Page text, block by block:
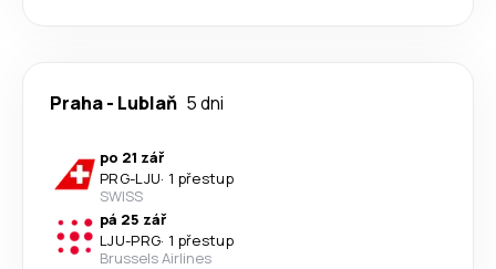
Praha- Lublaň 5 dni
po 21 zář
PRG-LJU· 1 přestup
SWISS
pá 25 zář
LJU-PRG· 1 přestup
Brussels Airlines